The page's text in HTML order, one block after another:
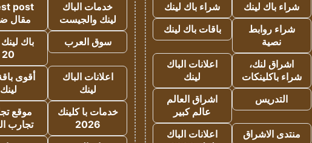
شراء باك لينك
شراء باك لينك
شراء روابط
نصية
باقات باك لينك
اشراق لنك،
شراء باكلينكات
اعلانات الباك
لينك
التدريس
اشراق العالم
عالم كبير
منتدى الاشراق
اعلانات الباك
خدمات الباك
لينك والجيست
post
مقال
سوق العرب
باك لينك
20
اعلانات الباك
لينك
أقوى
لينك
خدمات با كلينك
2026
موقع
تجارب